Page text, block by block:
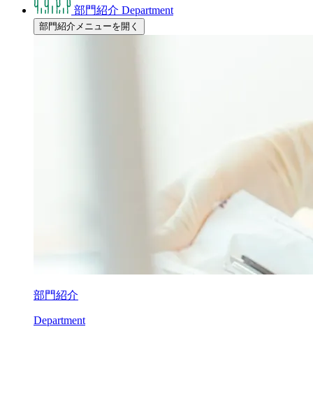
部門紹介 Department
部門紹介メニューを開く
部門紹介
Department